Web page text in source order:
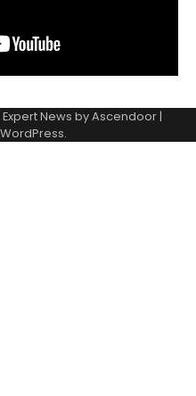
Expert News byAscendoor|
WordPress.